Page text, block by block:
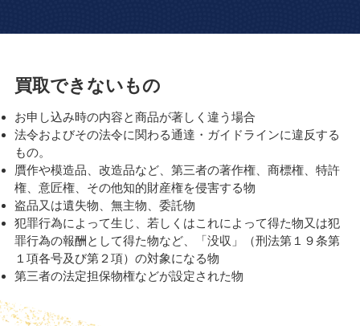
買取できないもの
お申し込み時の内容と商品が著しく違う場合
法令およびその法令に関わる通達・ガイドラインに違反する
もの。
贋作や模造品、改造品など、第三者の著作権、商標権、特許
権、意匠権、その他知的財産権を侵害する物
盗品又は遺失物、無主物、委託物
犯罪行為によって生じ、若しくはこれによって得た物又は犯
罪行為の報酬として得た物など、「没収」（刑法第１９条第
１項各号及び第２項）の対象になる物
第三者の法定担保物権などが設定された物